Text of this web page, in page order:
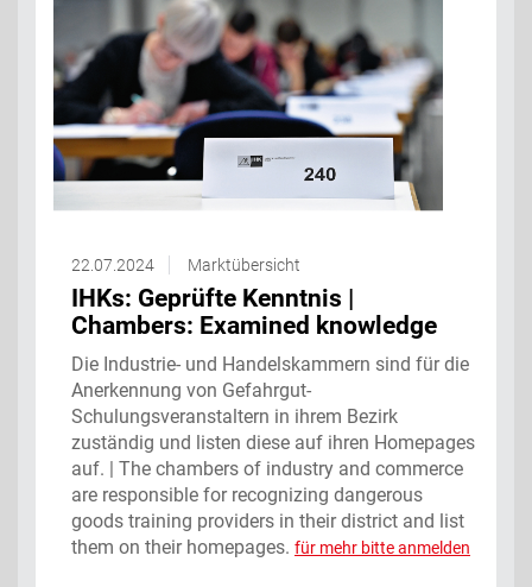
22.07.2024 Marktübersicht
IHKs: Geprüfte Kenntnis |
Chambers: Examined knowledge
Die Industrie- und Handelskammern sind für die
Anerkennung von Gefahrgut-
Schulungsveranstaltern in ihrem Bezirk
zuständig und listen diese auf ihren Homepages
auf. | The chambers of industry and commerce
are responsible for recognizing dangerous
goods training providers in their district and list
them on their homepages. für mehr bitte anmelden